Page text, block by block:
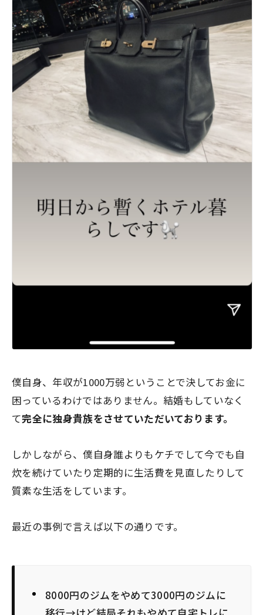
僕自身、年収が1000万弱ということで決してお金に
困っているわけではありません。結婚もしていなく
て完全に独身貴族をさせていただいております。
しかしながら、僕自身誰よりもケチでして今でも自
炊を続けていたり定期的に生活費を見直したりして
質素な生活をしています。
最近の事例で言えば以下の通りです。
8000円のジムをやめて3000円のジムに